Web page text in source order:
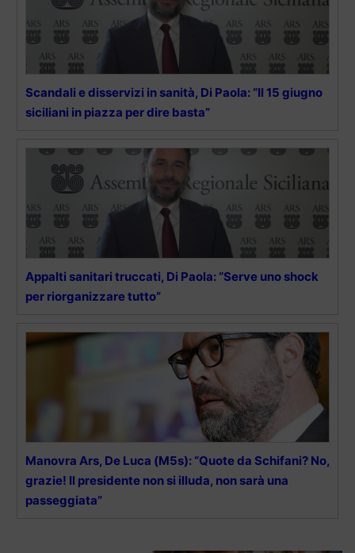
Scandali e disservizi in sanità, Di Paola: “Il 15 giugno
siciliani in piazza per dire basta”
Appalti sanitari truccati, Di Paola: “Serve uno shock
per riorganizzare tutto”
Manovra Ars, De Luca (M5s): “Quote da Schifani? No,
grazie! Il presidente non si illuda, non sarà una
passeggiata”